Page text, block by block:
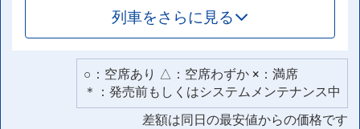
列車をさらに見る
○：空席あり △：空席わずか ×：満席
＊：発売前もしくはシステムメンテナンス中
差額は同日の最安値からの価格です